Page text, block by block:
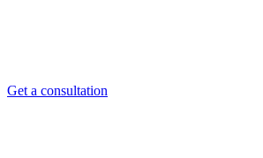
Get a consultation